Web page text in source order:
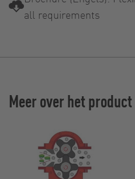
all requirements
Meer over het product